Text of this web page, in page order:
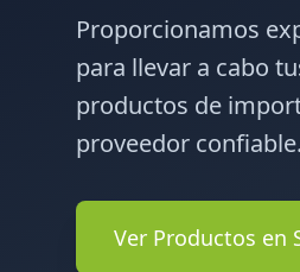
Proporcionamos
para llevar a cabo
productos de
proveedor confiable.
Ver Productos en